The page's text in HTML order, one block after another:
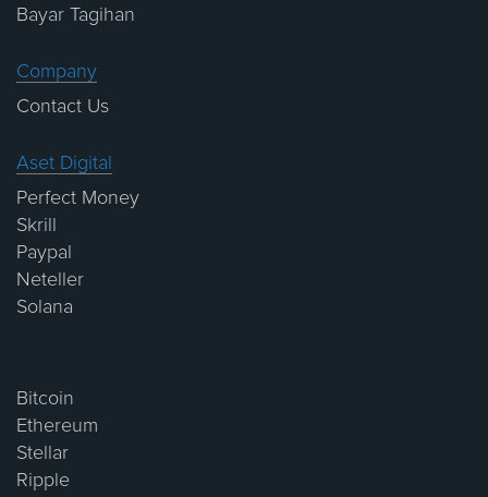
Bayar Tagihan
Company
Contact Us
Aset Digital
Perfect Money
Skrill
Paypal
Neteller
Solana
Bitcoin
Ethereum
Stellar
Ripple